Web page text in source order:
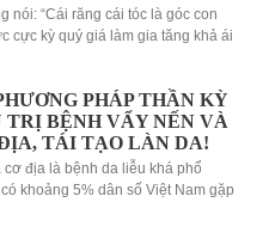
nói: “Cái răng cái tóc là góc con
cực kỳ quý giá làm gia tăng khả ái
PHÁP THẦN KỲ
TRỊ BỆNH VẨY NẾN VÀ
TÁI TẠO LÀN DA!
cơ địa là bệnh da liễu khá phổ
khoảng 5% dân số Việt Nam gặp